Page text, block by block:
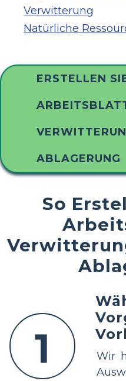
Verwitterung
Natürliche
ERSTELLEN
ABLAGERUNG
So
1
Wir